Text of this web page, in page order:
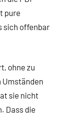
pure
sich offenbar
ohne zu
Umständen
sie nicht
Dass die